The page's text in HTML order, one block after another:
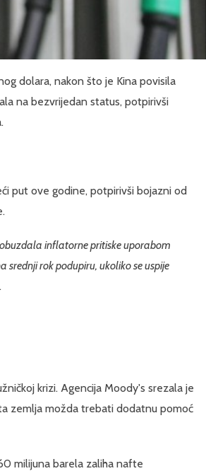
dolara, nakon što je Kina povisila
na bezvrijedan status, potpirivši
put ove godine, potpirivši bojazni od
inflatorne pritiske uporabom
rok podupiru, ukoliko se uspije
krizi. Agencija Moody's srezala je
zemlja možda trebati dodatnu pomoć
milijuna barela zaliha nafte